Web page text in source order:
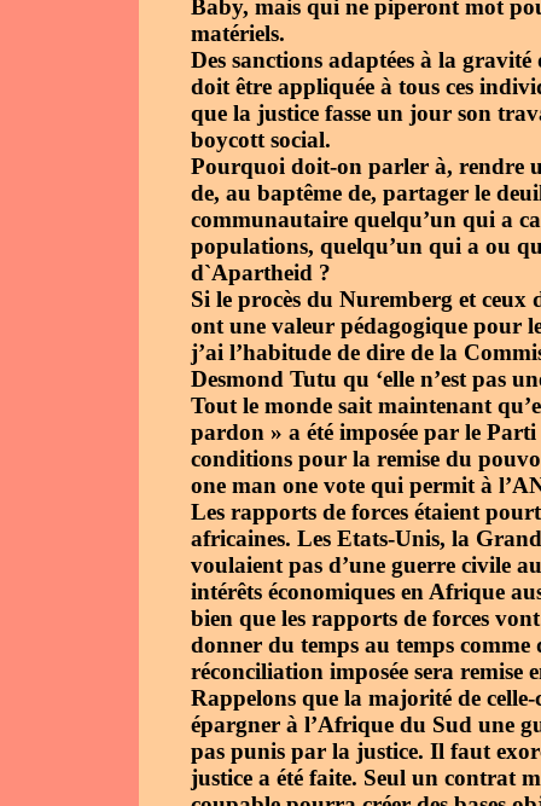
Baby, mais qui ne piperont mot
matériels.
Des sanctions adaptées à la
doit être appliquée à tous ces
que la justice fasse un jour son
boycott social.
Pourquoi doit-on parler à, rendre
de, au baptême de, partager le
communautaire quelqu’un qui a
populations, quelqu’un qui a ou
d`Apartheid ?
Si le procès du Nuremberg et
ont une valeur pédagogique pour
j’ai l’habitude de dire de la
Desmond Tutu qu ‘elle n’est pas
Tout le monde sait maintenant
pardon » a été imposée par le
conditions pour la remise du
one man one vote qui permit à
Les rapports de forces étaient
africaines. Les Etats-Unis, la
voulaient pas d’une guerre civile
intérêts économiques en Afrique
bien que les rapports de forces
donner du temps au temps comme
réconciliation imposée sera remise
Rappelons que la majorité de
épargner à l’Afrique du Sud une
pas punis par la justice. Il faut
justice a été faite. Seul un contrat